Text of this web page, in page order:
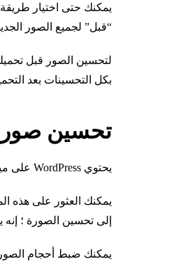
يمكنك حتى اختيار
“قبل” لجميع الصور
بكل التحسينات بعد
تحسين
يحتوي WordPress على ميزة الصورة المصغرة الأنيقة التي تنشئ تلقائيًا ثلاثة أحجام مختلفة لأي صورة تقوم بتحميلها.
إلى تحسين الصورة ؛ إنه